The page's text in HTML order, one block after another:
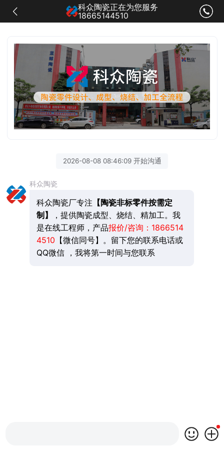
科众陶瓷正在为您服务
18665144510
2026-08-08 08:46:09 开始沟通
科众陶瓷
科众陶瓷厂专注 【陶瓷非标零件按需定
制】
，提供陶瓷成型、烧结、精加工。我
是在线工程师，产品报价/咨询： 1866514
4510 【微信同号】。留下您的联系电话或
QQ微信 ，我将第一时间与您联系